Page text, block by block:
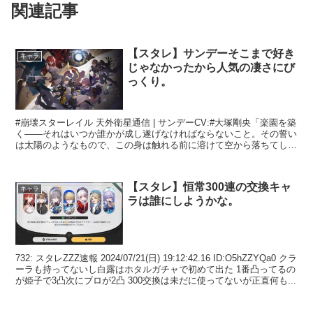
関連記事
キャラ
【スタレ】サンデーそこまで好き
じゃなかったから人気の凄さにび
っくり。
#崩壊スターレイル 天外衛星通信 | サンデーCV:#大塚剛央「楽園を築
く——それはいつか誰かが成し遂げなければならないこと。その誓い
は太陽のようなもので、この身は触れる前に溶けて空から落ちてしま
キャラ
【スタレ】恒常300連の交換キャ
ラは誰にしようかな。
732: スタレZZZ速報 2024/07/21(日) 19:12:42.16 ID:O5hZZYQa0 クラ
ーラも持ってないし白露はホタルガチャで初めて出た 1番凸ってるの
が姫子で3凸次にブロが2凸 300交換は未だに使ってないが正直何も...